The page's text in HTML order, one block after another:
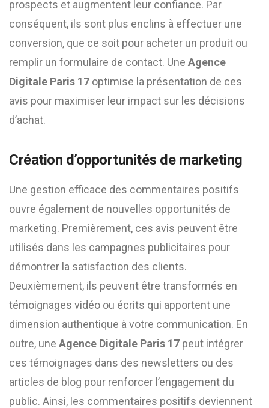
prospects et augmentent leur confiance. Par
conséquent, ils sont plus enclins à effectuer une
conversion, que ce soit pour acheter un produit ou
remplir un formulaire de contact. Une Agence
Digitale Paris 17 optimise la présentation de ces
avis pour maximiser leur impact sur les décisions
d’achat.
Création d’opportunités de marketing
Une gestion efficace des commentaires positifs
ouvre également de nouvelles opportunités de
marketing. Premièrement, ces avis peuvent être
utilisés dans les campagnes publicitaires pour
démontrer la satisfaction des clients.
Deuxièmement, ils peuvent être transformés en
témoignages vidéo ou écrits qui apportent une
dimension authentique à votre communication. En
outre, une Agence Digitale Paris 17 peut intégrer
ces témoignages dans des newsletters ou des
articles de blog pour renforcer l’engagement du
public. Ainsi, les commentaires positifs deviennent